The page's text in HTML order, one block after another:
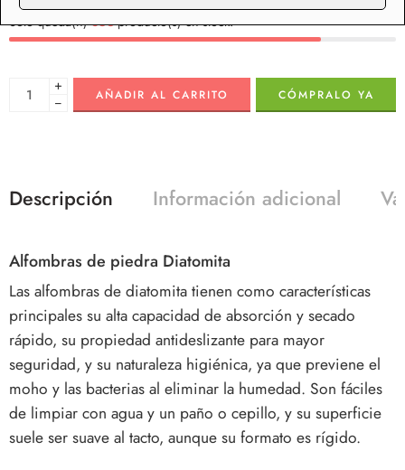
Sólo queda(n)853producto(s) en stock.
+
−
AÑADIR AL CARRITO CÓMPRALO YA
Descripción Información adicional
Alfombras de piedra Diatomita
Las alfombras de diatomita tienen como características
principales su alta capacidad de absorción y secado
rápido, su propiedad antideslizante para mayor
seguridad, y su naturaleza higiénica, ya que previene el
moho y las bacterias al eliminar la humedad. Son fáciles
de limpiar con agua y un paño o cepillo, y su superficie
suele ser suave al tacto, aunque su formato es rígido.